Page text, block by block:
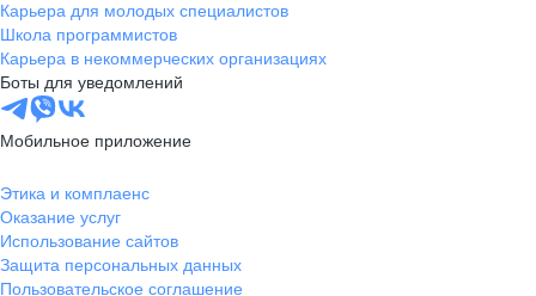
Карьера для молодых специалистов
Школа программистов
Карьера в некоммерческих организациях
Боты для уведомлений
Мобильное приложение
Этика и комплаенс
Оказание услуг
Использование сайтов
Защита персональных данных
Пользовательское соглашение